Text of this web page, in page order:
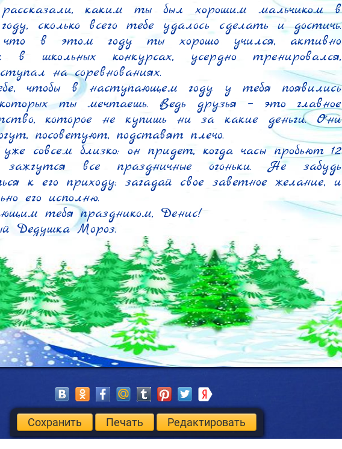
каким ты был хорошим мальчиком в
сколько всего тебе удалось сделать и достичь.
в этом году ты хорошо учился, активно
в школьных конкурсах, усердно тренировался,
на соревнованиях.
чтобы в наступающем году у тебя появились
ты мечтаешь. Ведь друзья – это главное
которое не купишь ни за какие деньги. Они
посоветуют, подставят плечо.
совсем близко: он придет, когда часы пробьют 12
все праздничные огоньки. Не забудь
к его приходу: загадай свое заветное желание, и
его исполню.
тебя праздником, Денис!
Дедушка Мороз.
Сохранить Печать Редактировать